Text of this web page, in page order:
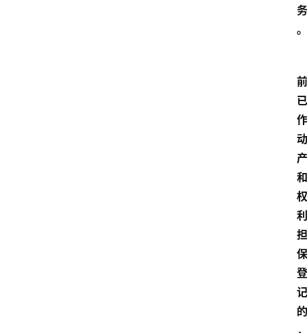
务
。
前
已
作
动
产
和
权
利
担
保
登
记
的
，